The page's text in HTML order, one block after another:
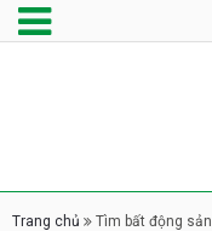
Trang chủ Tìm bất động sản